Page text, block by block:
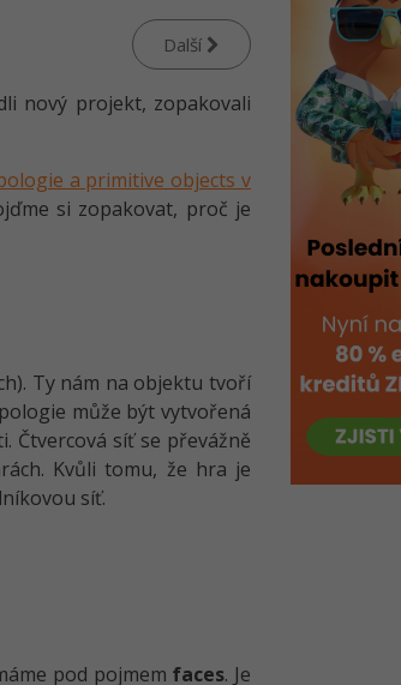
Další
nový projekt, zopakovali
a primitive objects v
si zopakovat, proč je
Ty nám na objektu tvoří
může být vytvořená
Čtvercová síť se převážně
Kvůli tomu, že hra je
síť.
pod pojmem faces. Je